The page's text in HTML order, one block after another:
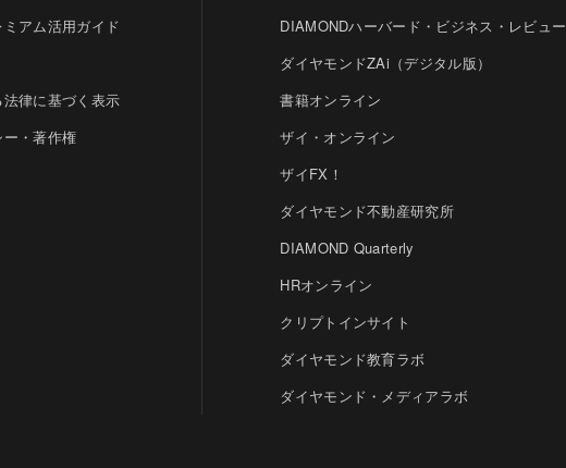
アム活用ガイド
律に基づく表示
・著作権
DIAMONDハーバード・ビジネス・レビュー
ダイヤモンドZAi（デジタル版）
書籍オンライン
ザイ・オンライン
ザイFX！
ダイヤモンド不動産研究所
DIAMOND Quarterly
HRオンライン
クリプトインサイト
ダイヤモンド教育ラボ
ダイヤモンド・メディアラボ